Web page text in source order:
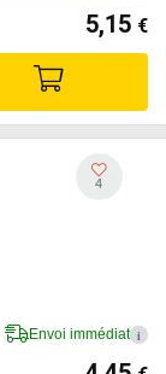
5,15 €
4
Envoi immédiat i